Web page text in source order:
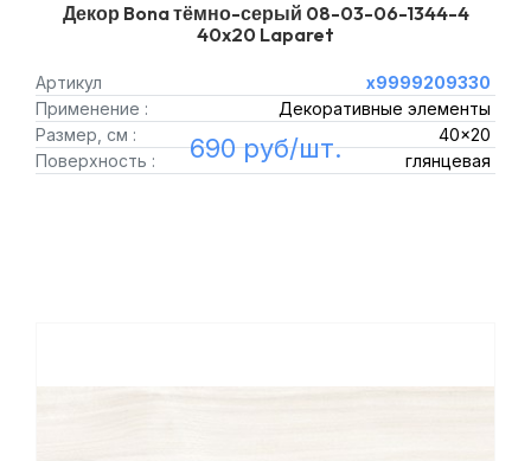
Декор Bona тёмно-серый 08-03-06-1344-4
40x20 Laparet
Артикул
х9999209330
Применение :
Декоративные элементы
Размер, см :
40x20
Поверхность :
глянцевая
690 руб/шт.